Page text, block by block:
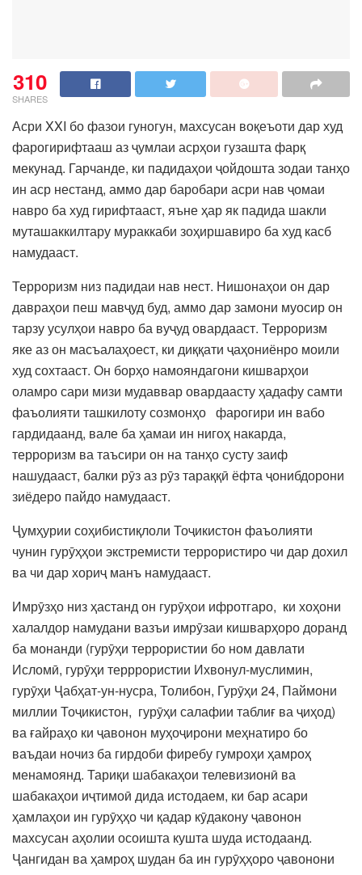
310
SHARES
Асри XXI бо фазои гуногун, махсусан воқеъоти дар худ
фарогирифтааш аз ҷумлаи асрҳои гузашта фарқ
мекунад. Гарчанде, ки падидаҳои ҷойдошта зодаи танҳо
ин аср нестанд, аммо дар баробари асри нав ҷомаи
навро ба худ гирифтааст, яъне ҳар як падида шакли
муташаккилтару мураккаби зоҳиршавиро ба худ касб
намудааст.
Терроризм низ падидаи нав нест. Нишонаҳои он дар
давраҳои пеш мавҷуд буд, аммо дар замони муосир он
тарзу усулҳои навро ба вуҷуд овардааст. Терроризм
яке аз он масъалаҳоест, ки диққати ҷаҳониёнро моили
худ сохтааст. Он борҳо намояндагони кишварҳои
оламро сари мизи мудаввар овардаасту ҳадафу самти
фаъолияти ташкилоту созмонҳо фарогири ин вабо
гардидаанд, вале ба ҳамаи ин нигоҳ накарда,
терроризм ва таъсири он на танҳо сусту заиф
нашудааст, балки рӯз аз рӯз тараққӣ ёфта ҷонибдорони
зиёдеро пайдо намудааст.
Ҷумҳурии соҳибистиқлоли Тоҷикистон фаъолияти
чунин гурӯҳҳои экстремисти террористиро чи дар дохил
ва чи дар хориҷ манъ намудааст.
Имрӯзҳо низ ҳастанд он гурӯҳои ифротгаро, ки хоҳони
халалдор намудани вазъи имрӯзаи кишварҳоро доранд
ба монанди (гурӯҳи террористии бо ном давлати
Исломӣ, гурӯҳи терррористии Ихвонул-муслимин,
гурӯҳи Ҷабҳат-ун-нусра, Толибон, Гурӯҳи 24, Паймони
миллии Тоҷикистон, гурӯҳи салафии таблиғ ва ҷиҳод)
ва ғайраҳо ки ҷавонон муҳоҷирони меҳнатиро бо
ваъдаи ночиз ба гирдоби фиребу гумроҳи ҳамроҳ
менамоянд. Тариқи шабакаҳои телевизионӣ ва
шабакаҳои иҷтимоӣ дида истодаем, ки бар асари
ҳамлаҳои ин гурӯҳҳо чи қадар кӯдакону ҷавонон
махсусан аҳолии осоишта кушта шуда истодаанд.
Ҷангидан ва ҳамроҳ шудан ба ин гурӯҳҳоро ҷавонони